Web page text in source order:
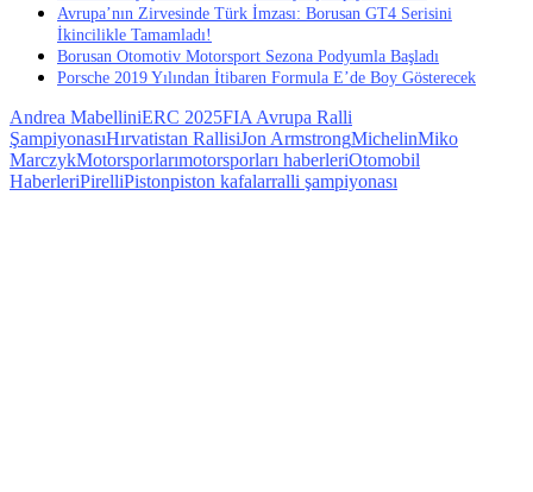
Avrupa’nın Zirvesinde Türk İmzası: Borusan GT4 Serisini
İkincilikle Tamamladı!
Borusan Otomotiv Motorsport Sezona Podyumla Başladı
Porsche 2019 Yılından İtibaren Formula E’de Boy Gösterecek
Andrea MabelliniERC 2025FIA Avrupa Ralli
ŞampiyonasıHırvatistan RallisiJon ArmstrongMichelinMiko
MarczykMotorsporlarımotorsporları haberleriOtomobil
HaberleriPirelliPistonpiston kafalarralli şampiyonası